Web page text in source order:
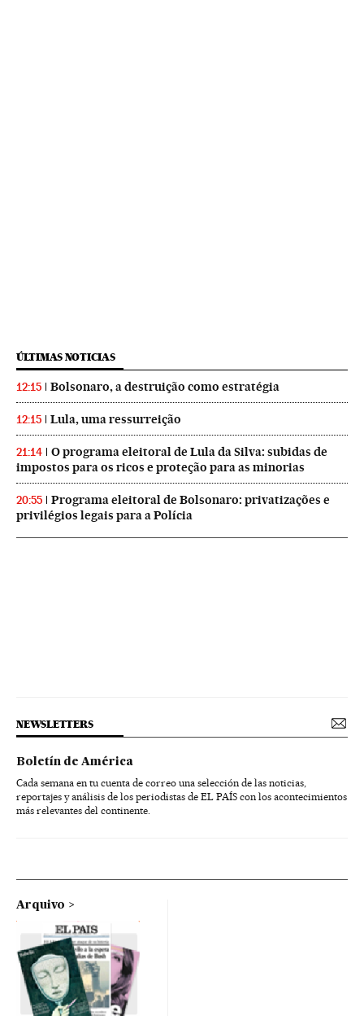
ÚLTIMAS NOTICIAS
12:15 Bolsonaro, a destruição como estratégia
12:15 Lula, uma ressurreição
21:14
O programa eleitoral de Lula da Silva: subidas de
impostos para os ricos e proteção para as minorias
20:55
Programa eleitoral de Bolsonaro: privatizações e
privilégios legais para a Polícia
NEWSLETTERS
Boletín de América
Cada semana en tu cuenta de correo una selección de las noticias,
reportajes y análisis de los periodistas de EL PAÍS con los acontecimientos
más relevantes del continente.
Arquivo